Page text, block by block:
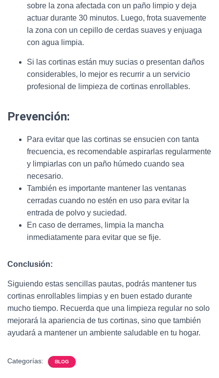
sobre la zona afectada con un paño limpio y deja
actuar durante 30 minutos. Luego, frota suavemente
la zona con un cepillo de cerdas suaves y enjuaga
con agua limpia.
Si las cortinas están muy sucias o presentan daños
considerables, lo mejor es recurrir a un servicio
profesional de limpieza de cortinas enrollables.
Prevención:
Para evitar que las cortinas se ensucien con tanta
frecuencia, es recomendable aspirarlas regularmente
y limpiarlas con un paño húmedo cuando sea
necesario.
También es importante mantener las ventanas
cerradas cuando no estén en uso para evitar la
entrada de polvo y suciedad.
En caso de derrames, limpia la mancha
inmediatamente para evitar que se fije.
Conclusión:
Siguiendo estas sencillas pautas, podrás mantener tus
cortinas enrollables limpias y en buen estado durante
mucho tiempo. Recuerda que una limpieza regular no solo
mejorará la apariencia de tus cortinas, sino que también
ayudará a mantener un ambiente saludable en tu hogar.
Categorías: BLOG